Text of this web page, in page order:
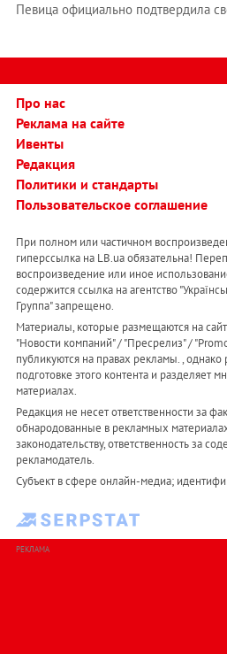
Певица официально подтвердила
Про нас
Реклама на сайте
Ивенты
Редакция
Политики и стандарты
Пользовательское соглашение
При полном или частичном
гиперссылка на LB.ua обязательна!
воспроизведение или иное
содержится ссылка на агентство
Группа" запрещено.
Материалы, которые размещаются на
"Новости компаний" / "Пресрелиз" /
публикуются на правах рекламы. , однако
подготовке этого контента и разделяет
материалах.
Редакция не несет ответственности за
обнародованные в рекламных
законодательству, ответственность за
рекламодатель.
Субъект в сфере онлайн-медиа;
РЕКЛАМА